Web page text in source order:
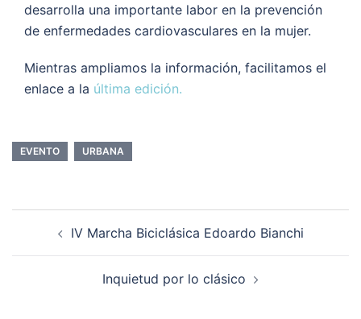
desarrolla una importante labor en la prevención
de enfermedades cardiovasculares en la mujer.
Mientras ampliamos la información, facilitamos el
enlace a la última edición.
EVENTO URBANA
entradas
IV Marcha Biciclásica Edoardo Bianchi
Inquietud por lo clásico